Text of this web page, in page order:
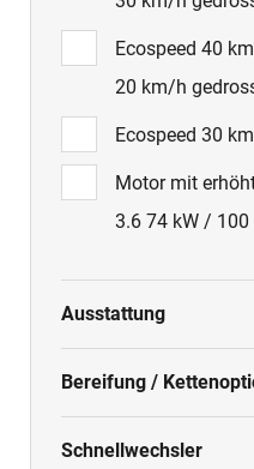
Ecospeed 40
20 km/h
Ecospeed 30
Motor mit
3.6 74 kW /
Ausstattung
Bereifung /
Schnellwechsler